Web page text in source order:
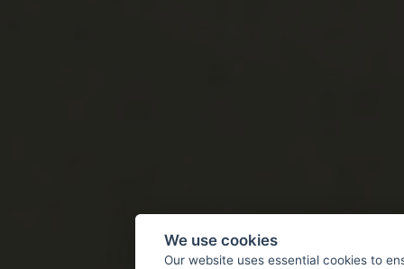
We use cookies
Our website uses essential cookies to